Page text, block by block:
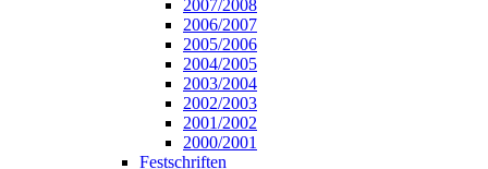
2007/2008
2006/2007
2005/2006
2004/2005
2003/2004
2002/2003
2001/2002
2000/2001
Festschriften